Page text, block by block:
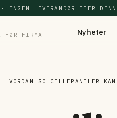
· INGEN LEVERANDØR EIER
FØR FIRMA Nyheter
SOLCELLEPANELER KAN